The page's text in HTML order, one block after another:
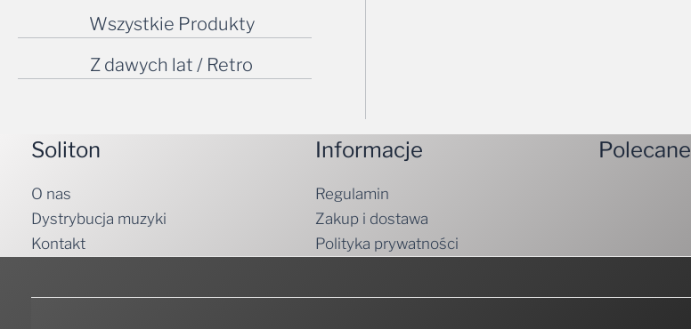
Wszystkie Produkty
Z dawych lat / Retro
Soliton
O nas
Dystrybucja muzyki
Kontakt
Informacje
Regulamin
Zakup i dostawa
Polityka prywatności
Polecane